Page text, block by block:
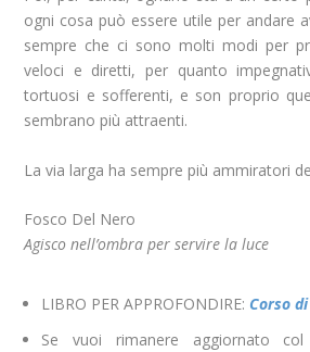
ogni cosa può essere utile per andare
sempre che ci sono molti modi per
veloci e diretti, per quanto
tortuosi e sofferenti, e son proprio
sembrano più attraenti.
La via larga ha sempre più ammiratori
Fosco Del Nero
Agisco nell’ombra per servire la luce
LIBRO PER APPROFONDIRE: Corso
Se vuoi rimanere aggiornato